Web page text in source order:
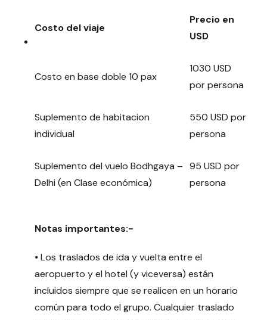
Costo del viaje
Precio en
USD
Costo en base doble 10 pax
1030 USD
por persona
Suplemento de habitacion
individual
550 USD por
persona
Suplemento del vuelo Bodhgaya –
Delhi (en Clase económica)
95 USD por
persona
Notas importantes:-
⦁ Los traslados de ida y vuelta entre el
aeropuerto y el hotel (y viceversa) están
incluidos siempre que se realicen en un horario
común para todo el grupo. Cualquier traslado